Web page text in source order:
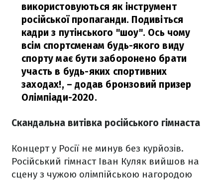
використовуються як інструмент
російської пропаганди. Подивіться
кадри з путінського "шоу". Ось чому
всім спортсменам будь-якого виду
спорту має бути заборонено брати
участь в будь-яких спортивних
заходах!, – додав бронзовий призер
Олімпіади-2020.
Скандальна витівка російського гімнаста
Концерт у Росії не минув без курйозів.
Російський гімнаст Іван Куляк вийшов на
сцену з чужою олімпійською нагородою